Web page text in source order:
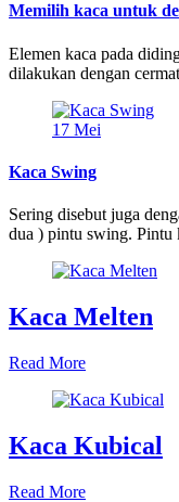
Memilih kaca untuk
Elemen kaca pada
dilakukan dengan
17 Mei
Kaca Swing
Sering disebut juga
dua ) pintu swing. Pintu
Kaca Melten
Read More
Kaca Kubical
Read More